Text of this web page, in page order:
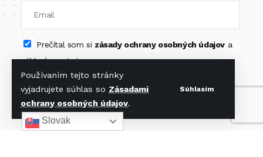
Používaním tejto stránky
vyjadrujete súhlas so Zásadami
ochrany osobných údajov.
Súhlasím
Prečítal som si zásady ochrany osobných údajova
súhlasím s nimi.
Odoberať newsletter
Slovak